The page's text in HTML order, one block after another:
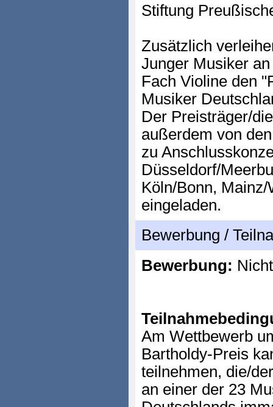
Stiftung
Zusätzlich
Junger Musiker
Fach Violine den
Musiker
Der Preisträger/
außerdem von
zu
Düsseldorf/
Köln/Bonn,
eingeladen.
Bewerbung /
Bewerbung:
Am Wettbewerb
Bartholdy-Preis
teilnehmen, die/
an einer der 23